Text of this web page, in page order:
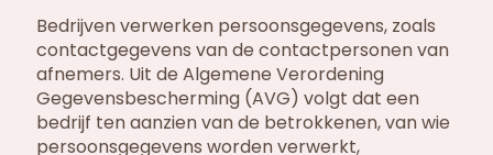
Bedrijven verwerken persoonsgegevens, zoals
contactgegevens van de contactpersonen van
afnemers. Uit de Algemene Verordening
Gegevensbescherming (AVG) volgt dat een
bedrijf ten aanzien van de betrokkenen, van wie
persoonsgegevens worden verwerkt,